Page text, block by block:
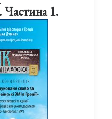
Частина 1.